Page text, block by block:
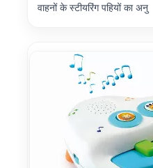
वाहनों के स्टीयरिंग पहियों का अनु